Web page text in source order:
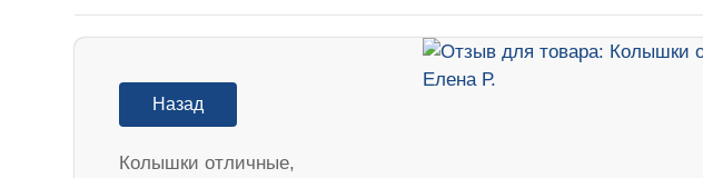
Назад
Колышки отличные,